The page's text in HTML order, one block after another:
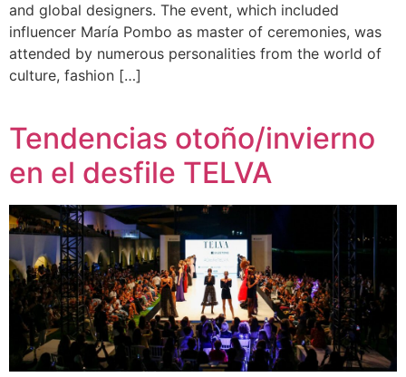
and global designers. The event, which included
influencer María Pombo as master of ceremonies, was
attended by numerous personalities from the world of
culture, fashion […]
Tendencias otoño/invierno
en el desfile TELVA